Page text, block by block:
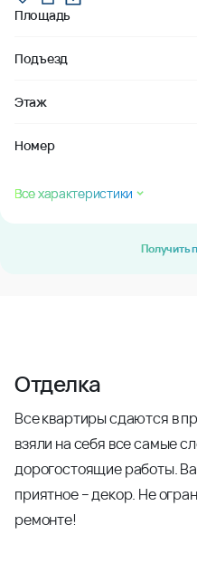
Площадь
Подъезд
Этаж
Номер
Все характеристики
Получить
Отделка
Все квартиры сдаются в
взяли на себя все самые
дорогостоящие работы.
приятное – декор. Не
ремонте!